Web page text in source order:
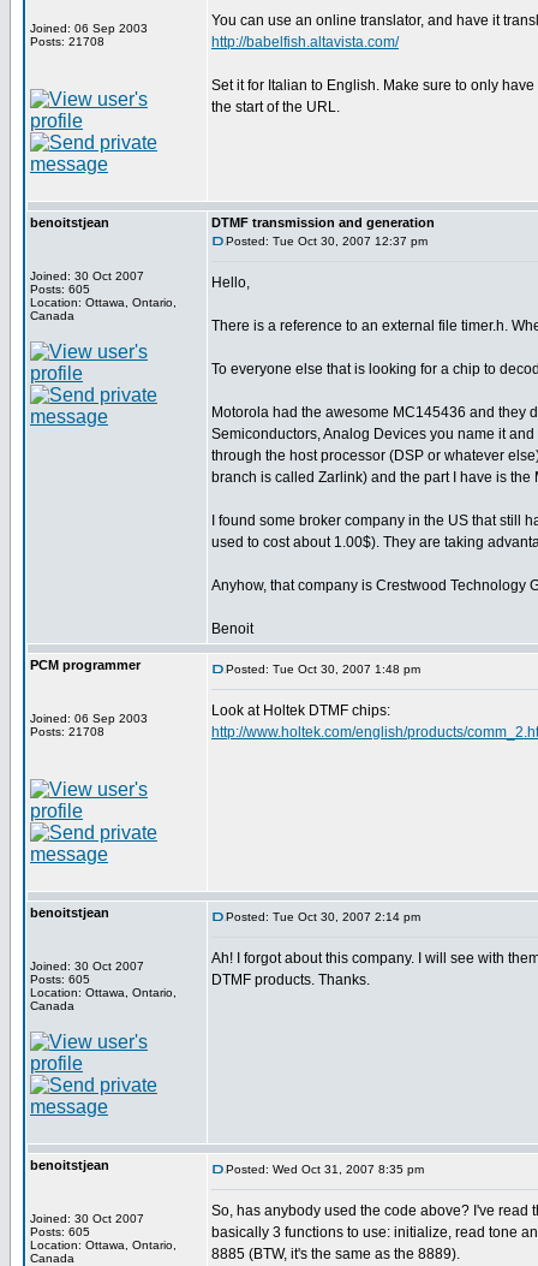
Joined: 06 Sep 2003
Posts: 21708
You can use an online translator, and have it
http://babelfish.altavista.com/
Set it for Italian to English. Make sure to only have
the start of the URL.
benoitstjean
Joined: 30 Oct 2007
Posts: 605
Location: Ottawa, Ontario,
Canada
DTMF transmission and generation
Posted: Tue Oct 30, 2007 12:37 pm
Hello,
There is a reference to an external file timer.h.
To everyone else that is looking for a chip to
Motorola had the awesome MC145436 and they
Semiconductors, Analog Devices you name it
through the host processor (DSP or whatever
branch is called Zarlink) and the part I have is the
I found some broker company in the US that still
used to cost about 1.00$). They are taking
Anyhow, that company is Crestwood Technology
Benoit
PCM programmer
Joined: 06 Sep 2003
Posts: 21708
Posted: Tue Oct 30, 2007 1:48 pm
Look at Holtek DTMF chips:
http://www.holtek.com/english/products/
benoitstjean
Joined: 30 Oct 2007
Posts: 605
Location: Ottawa, Ontario,
Canada
Posted: Tue Oct 30, 2007 2:14 pm
Ah! I forgot about this company. I will see with
DTMF products. Thanks.
benoitstjean
Joined: 30 Oct 2007
Posts: 605
Location: Ottawa, Ontario,
Canada
Posted: Wed Oct 31, 2007 8:35 pm
So, has anybody used the code above? I've
basically 3 functions to use: initialize, read tone
8885 (BTW, it's the same as the 8889).